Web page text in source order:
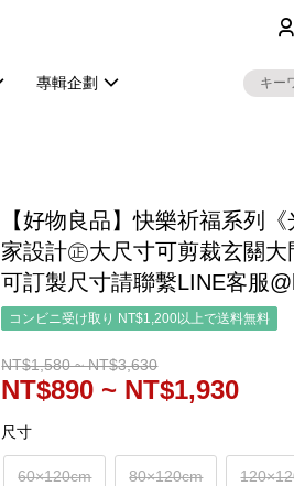
專輯企劃
【好物良品】快樂祈福系列
家設計㊣大尺寸可剪裁玄關大
可訂製尺寸請聯繫LINE客服
コンビニ受け取り NT$1,200以上で送料無料
NT$1,580 ~ NT$3,630
NT$890 ~ NT$1,930
尺寸
60×120cm 80×120cm